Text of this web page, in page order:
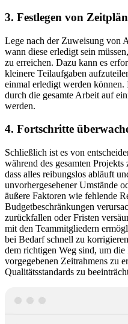
3. Festlegen von
Lege nach der Zuweisung von
wann diese erledigt sein
zu erreichen. Dazu kann es
kleinere Teilaufgaben
einmal erledigt werden können.
durch die gesamte Arbeit auf
werden.
4. Fortschritte
Schließlich ist es von
während des gesamten
dass alles reibungslos abläuft
unvorhergesehener Umstände
äußere Faktoren wie fehlende
Budgetbeschränkungen
zurückfallen oder Fristen
mit den Teammitgliedern
bei Bedarf schnell zu
dem richtigen Weg sind, um
vorgegebenen Zeitrahmens zu
Qualitätsstandards zu